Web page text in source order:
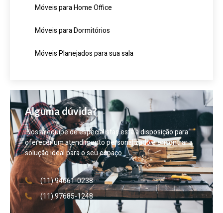
Móveis para Home Office
Móveis para Dormitórios
Móveis Planejados para sua sala
Alguma dúvida?
Nossa equipe de especialistas está à disposição para
oferecer um atendimento personalizado e encontrar a
solução ideal para o seu espaço.
(11) 94661-0238
(11) 97685-1248